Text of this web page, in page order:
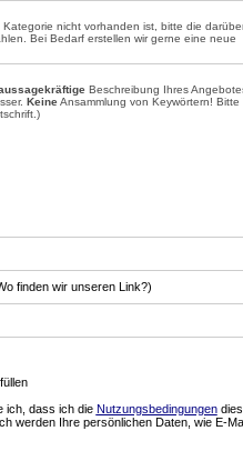
nicht vorhanden ist, bitte die
Bei Bedarf erstellen wir gerne eine neue
Beschreibung Ihres
KeineAnsammlung von Keywörtern! Bitte
finden wir unseren Link?)
ich, dass ich die Nutzungsbedingungen
werden Ihre persönlichen Daten, wie E-